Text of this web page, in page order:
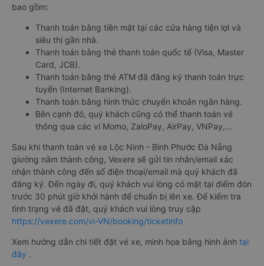
bao gồm:
Thanh toán bằng tiền mặt tại các cửa hàng tiện lợi và
siêu thị gần nhà.
Thanh toán bằng thẻ thanh toán quốc tế (Visa, Master
Card, JCB).
Thanh toán bằng thẻ ATM đã đăng ký thanh toán trực
tuyến (Internet Banking).
Thanh toán bằng hình thức chuyển khoản ngân hàng.
Bên cạnh đó, quý khách cũng có thể thanh toán vé
thông qua các ví Momo, ZaloPay, AirPay, VNPay,…
Sau khi thanh toán vé xe Lộc Ninh - Bình Phước Đà Nẵng
giường nằm thành công, Vexere sẽ gửi tin nhắn/email xác
nhận thành công đến số điện thoại/email mà quý khách đã
đăng ký. Đến ngày đi, quý khách vui lòng có mặt tại điểm đón
trước 30 phút giờ khởi hành để chuẩn bị lên xe. Để kiểm tra
tình trạng vé đã đặt, quý khách vui lòng truy cập
https://vexere.com/vi-VN/booking/ticketinfo
Xem hướng dẫn chi tiết đặt vé xe, minh họa bằng hình ảnh tại
đây .